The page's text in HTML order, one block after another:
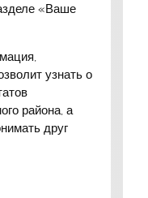
«Ваше
узнать о
района, а
друг